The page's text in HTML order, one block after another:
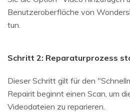
Benutzeroberfläche von
tun.
Schritt 2: Reparaturprozess
Dieser Schritt gilt für den
Repairit beginnt einen Scan, um
Videodateien zu reparieren.